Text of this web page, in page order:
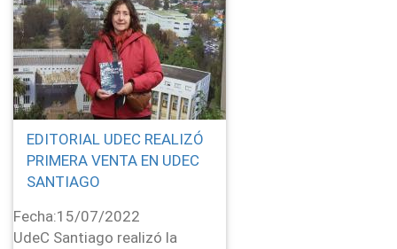
EDITORIAL UDEC REALIZÓ
PRIMERA VENTA EN UDEC
SANTIAGO
Fecha:15/07/2022
UdeC Santiago realizó la